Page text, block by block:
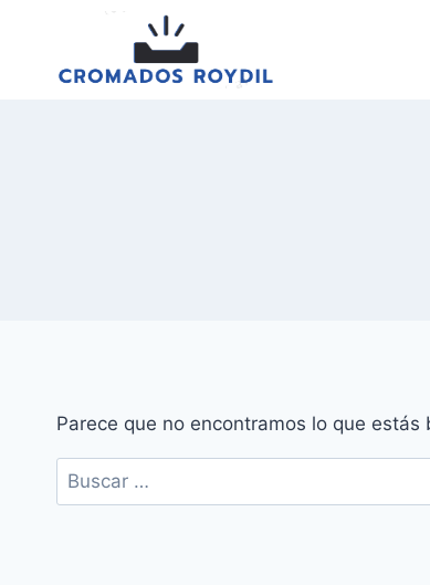
contenido
Parece que no encontramos lo que
Buscar: